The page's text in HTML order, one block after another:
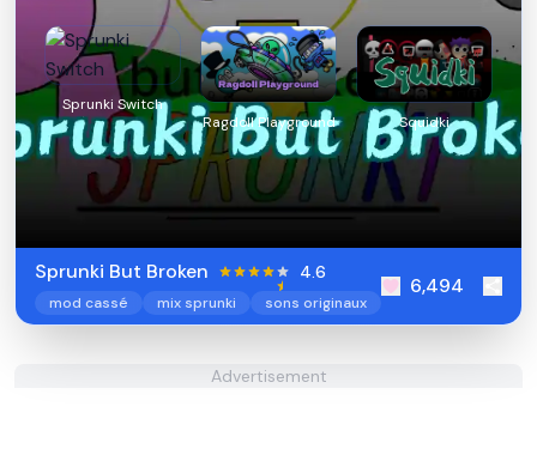
Sprunki Switch
Ragdoll Playground
Squidki
Sprunki But Broken 4.6
mod cassé mix sprunki sons originaux
6,494
Advertisement